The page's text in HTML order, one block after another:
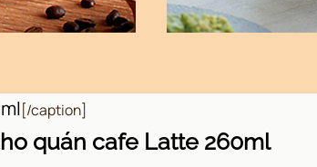
[/caption]
quán cafe Latte 260ml